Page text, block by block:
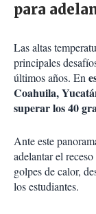
para
Las altas
principales
últimos años. En
Coahuila,
superar los 40
Ante este
adelantar el
golpes de calor,
los estudiantes.